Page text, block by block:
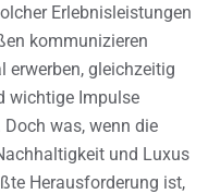
Erlebnisleistungen
kommunizieren
erwerben, gleichzeitig
wichtige Impulse
Doch was, wenn die
und Luxus
Herausforderung ist,